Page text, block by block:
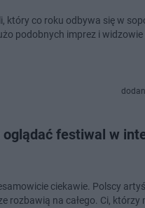
który co roku odbywa się w
podobnych imprez i
festiwal w
ciekawie. Polscy
rozbawią na całego. Ci, którzy